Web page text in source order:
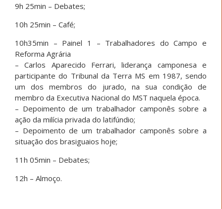
9h 25min – Debates;
10h 25min – Café;
10h35min – Painel 1 – Trabalhadores do Campo e
Reforma Agrária
– Carlos Aparecido Ferrari, liderança camponesa e
participante do Tribunal da Terra MS em 1987, sendo
um dos membros do jurado, na sua condição de
membro da Executiva Nacional do MST naquela época.
– Depoimento de um trabalhador camponês sobre a
ação da milícia privada do latifúndio;
– Depoimento de um trabalhador camponês sobre a
situação dos brasiguaios hoje;
11h 05min – Debates;
12h – Almoço.